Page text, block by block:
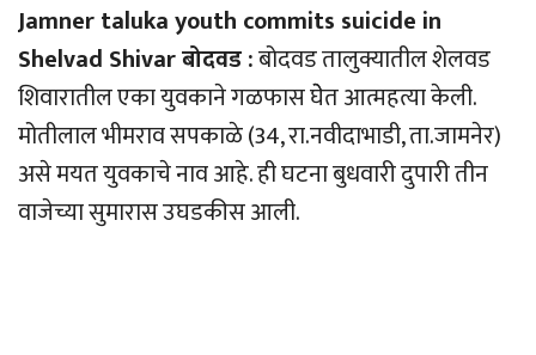
Jamner taluka youth commits suicide in
Shelvad Shivar बोदवड :बोदवड तालुक्यातील शेलवड
शिवारातील एका युवकाने गळफास घेेत आत्महत्या केली.
मोतीलाल भीमराव सपकाळे (34, रा.नवीदाभाडी, ता.जामनेर)
असे मयत युवकाचे नाव आहे. ही घटना बुधवारी दुपारी तीन
वाजेच्या सुमारास उघडकीस आली.